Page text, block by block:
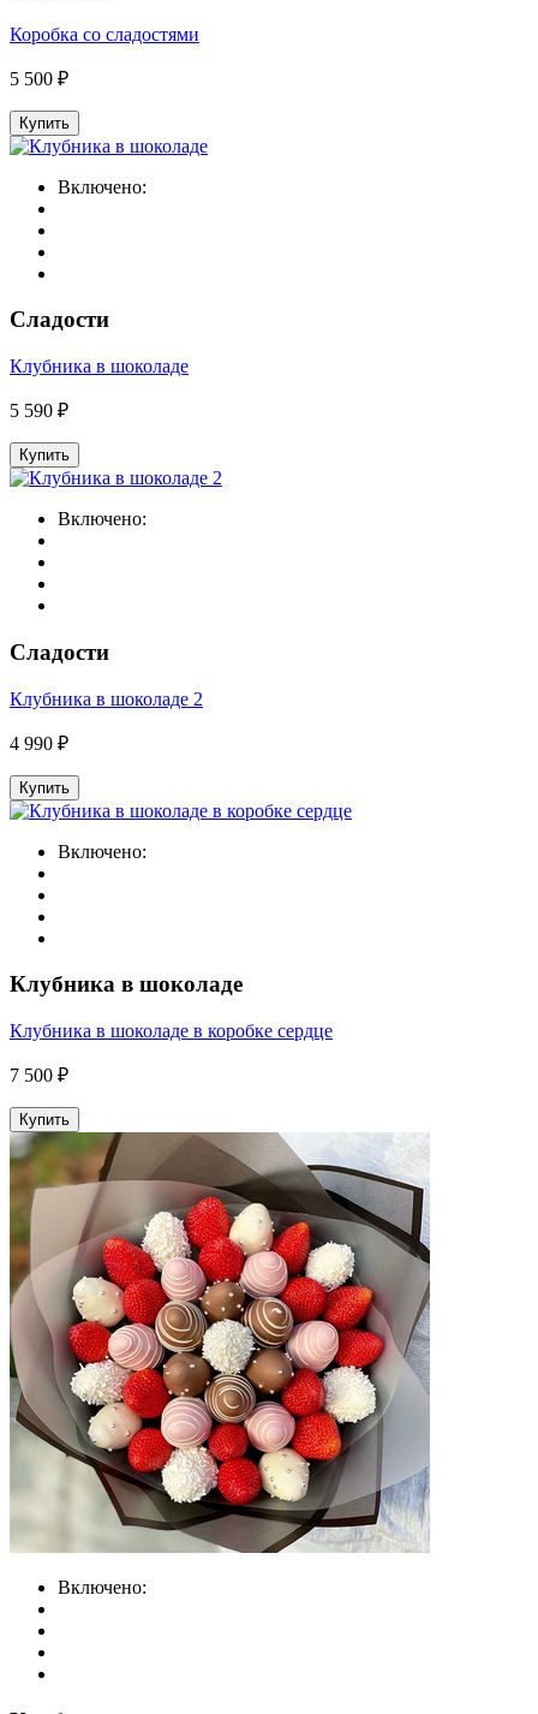
Коробка со сладостями
5 500 ₽
Купить
Включено:
Сладости
Клубника в шоколаде
5 590 ₽
Купить
Включено:
Сладости
Клубника в шоколаде 2
4 990 ₽
Купить
Включено:
Клубника в шоколаде
Клубника в шоколаде в коробке сердце
7 500 ₽
Купить
Включено: